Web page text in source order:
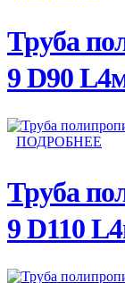
Труба
9 D90
ПОДРОБНЕЕ
Труба
9 D110